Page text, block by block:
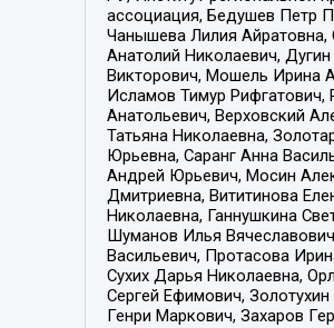
ассоциация, Бедушев Петр
Чанышева Лилия Айратовна,
Анатолий Николаевич,
Викторович, Мошель Ирина
Исламов Тимур Рифгатович,
Анатольевич, Верховский
Татьяна Николаевна,
Юрьевна, Саранг Анна
Андрей Юрьевич, Мосин
Дмитриевна, Вититинова
Николаевна, Ганнушкина
Шуманов Илья
Васильевич, Протасова
Сухих Дарья Николаевна,
Сергей Ефимович,
Генри Маркович, Захаров